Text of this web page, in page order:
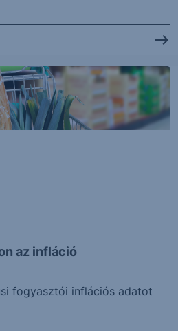
az infláció
fogyasztói inflációs adatot